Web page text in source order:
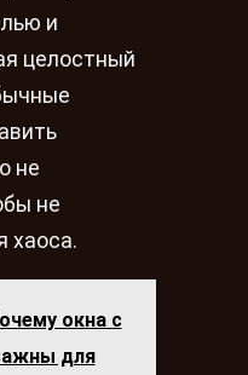
и
целостный
не
не
хаоса.
окна с
для